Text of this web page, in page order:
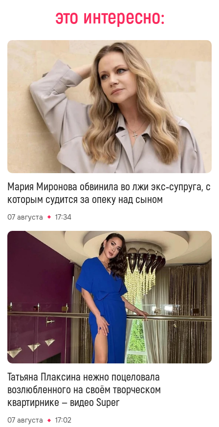
это интересно:
Мария Миронова обвинила во лжи экс‑супруга, с
которым судится за опеку над сыном
07 августа 17:34
Татьяна Плаксина нежно поцеловала
возлюбленного на своём творческом
квартирнике — видео Super
07 августа 17:02